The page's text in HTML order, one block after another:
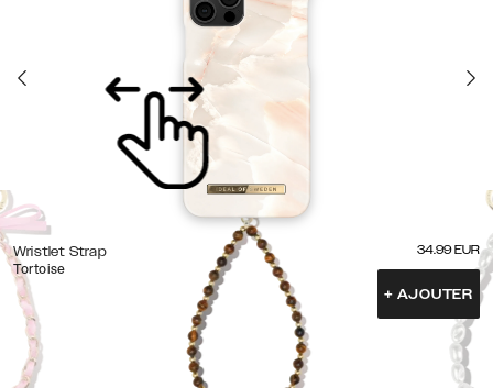
Wristlet Strap
Tortoise
34.99 EUR
+ AJOUTER